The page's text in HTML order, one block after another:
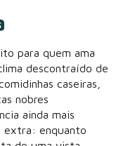
para quem ama
descontraído de
caseiras,
nobres
ainda mais
extra: enquanto